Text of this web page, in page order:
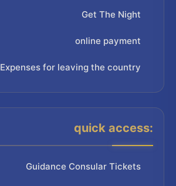
Get The Night
online payment
Expenses for leaving the country
quick access:
Guidance Consular Tickets